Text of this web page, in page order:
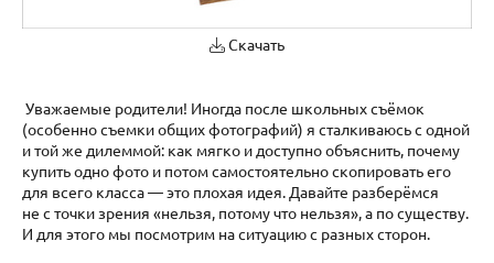
Скачать
Уважаемые родители! Иногда после школьных съёмок
(особенно съемки общих фотографий) я сталкиваюсь с одной
и той же дилеммой: как мягко и доступно объяснить, почему
купить одно фото и потом самостоятельно скопировать его
для всего класса — это плохая идея. Давайте разберёмся
не с точки зрения «нельзя, потому что нельзя», а по существу.
И для этого мы посмотрим на ситуацию с разных сторон.